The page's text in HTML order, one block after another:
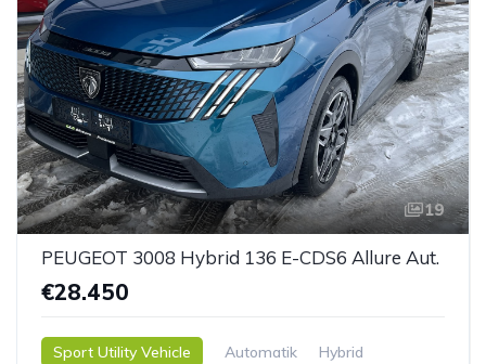
19
PEUGEOT 3008 Hybrid 136 E-CDS6 Allure Aut.
€28.450
Sport Utility Vehicle Automatik
Hybrid